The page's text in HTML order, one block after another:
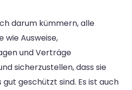
darum kümmern, alle
wie Ausweise,
und Verträge
sicherzustellen, dass sie
geschützt sind. Es ist auch